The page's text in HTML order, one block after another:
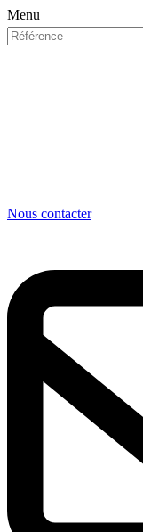
Menu
Nous contacter